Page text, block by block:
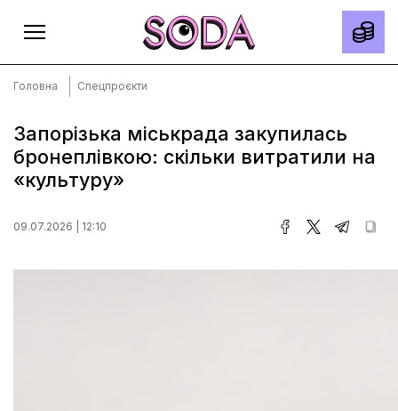
Головна
Тексти
Спецпроєкти
Головна Спецпроєкти
Запорізька міськрада закупилась
бронеплівкою: скільки витратили на
«культуру»
09.07.2026 | 12:10